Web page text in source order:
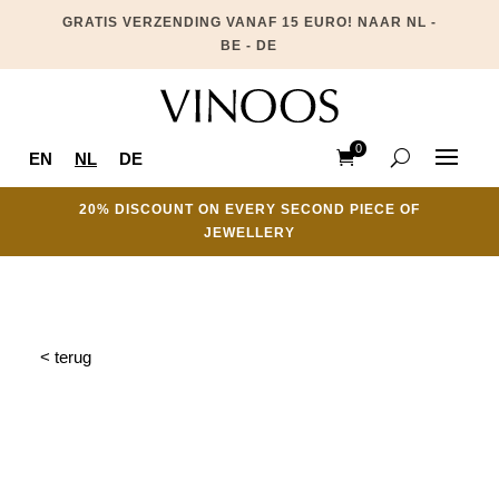
GRATIS VERZENDING VANAF 15 EURO! NAAR NL -
BE - DE
EN NL DE
0
Ite
20% DISCOUNT ON EVERY SECOND PIECE OF
JEWELLERY
< terug